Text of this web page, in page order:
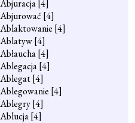
Abjuracja[4]
Abjurować [4]
Ablaktowanie [4]
Ablatyw[4]
Abłaucha[4]
Ablegacja[4]
Ablegat[4]
Ablegowanie [4]
Ablegry[4]
Ablucja[4]